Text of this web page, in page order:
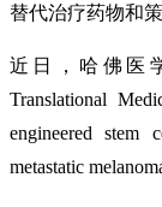
替代治疗药物和策
近日，哈佛医
Translational
engineered stem
metastatic